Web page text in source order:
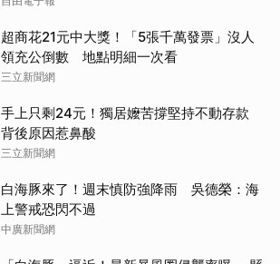
超商花21元中大獎！「5張千萬發票」沒人
領充公倒數 地點明細一次看
三立新聞網
手上只剩24元！獨居嬤苦撐堅持不動存款
背後原因惹鼻酸
三立新聞網
白海豚來了！週末慎防強降雨 吳德榮：海
上警戒恐閃不過
中廣新聞網